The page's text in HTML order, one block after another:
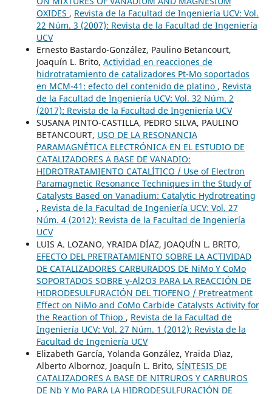
OXIDES , Revista de la Facultad de Ingeniería UCV: Vol.
22 Núm. 3 (2007): Revista de la Facultad de Ingeniería
UCV
Ernesto Bastardo-González, Paulino Betancourt,
Joaquín L. Brito, Actividad en reacciones de
hidrotratamiento de catalizadores Pt-Mo soportados
en MCM-41: efecto del contenido de platino , Revista
de la Facultad de Ingeniería UCV: Vol. 32 Núm. 2
(2017): Revista de la Facultad de Ingeniería UCV
SUSANA PINTO-CASTILLA, PEDRO SILVA, PAULINO
BETANCOURT, USO DE LA RESONANCIA
PARAMAGNÉTICA ELECTRÓNICA EN EL ESTUDIO DE
CATALIZADORES A BASE DE VANADIO:
HIDROTRATAMIENTO CATALÍTICO / Use of Electron
Paramagnetic Resonance Techniques in the Study of
Catalysts Based on Vanadium: Catalytic Hydrotreating
, Revista de la Facultad de Ingeniería UCV: Vol. 27
Núm. 4 (2012): Revista de la Facultad de Ingeniería
UCV
LUIS A. LOZANO, YRAIDA DÍAZ, JOAQUÍN L. BRITO,
EFECTO DEL PRETRATAMIENTO SOBRE LA ACTIVIDAD
DE CATALIZADORES CARBURADOS DE NiMo Y CoMo
SOPORTADOS SOBRE γ-Al2O3 PARA LA REACCIÓN DE
HIDRODESULFURACIÓN DEL TIOFENO / Pretreatment
Effect on NiMo and CoMo Carbide Catalysts Activity for
the Reaction of Thiop , Revista de la Facultad de
Ingeniería UCV: Vol. 27 Núm. 1 (2012): Revista de la
Facultad de Ingeniería UCV
Elizabeth García, Yolanda González, Yraida Dìaz,
Alberto Albornoz, Joaquín L. Brito, SÍNTESIS DE
CATALIZADORES A BASE DE NITRUROS Y CARBUROS
DE Nb Y Mo PARA LA HIDRODESULFURACIÓN DE